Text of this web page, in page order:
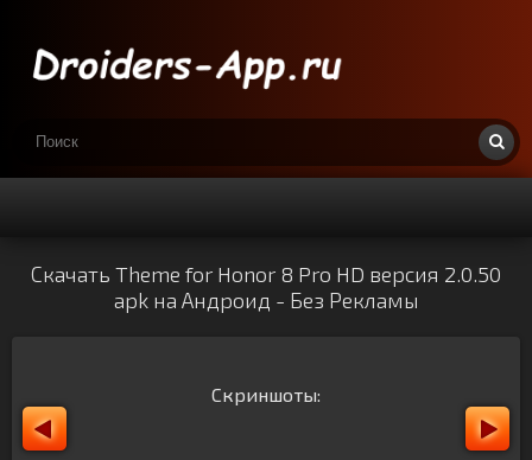
Скачать Theme for Honor 8 Pro HD версия 2.0.50
apk на Андроид - Без Рекламы
Скриншоты: